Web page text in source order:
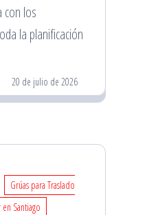
con los
la planificación
20 de julio de 2026
Grúas para Traslado
en Santiago